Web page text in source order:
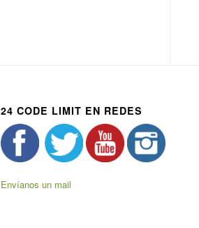
24 CODE LIMIT EN REDES
Envíanos un mail